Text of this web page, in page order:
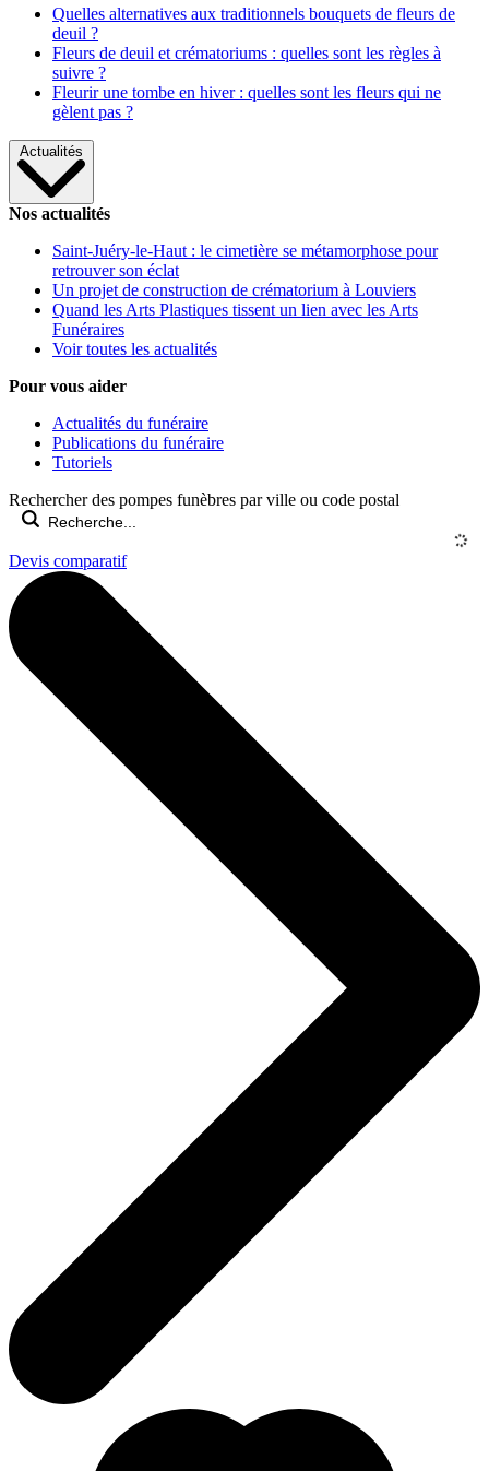
Quelles alternatives aux traditionnels bouquets de fleurs de
deuil ?
Fleurs de deuil et crématoriums : quelles sont les règles à
suivre ?
Fleurir une tombe en hiver : quelles sont les fleurs qui ne
gèlent pas ?
Actualités
Nos actualités
Saint-Juéry-le-Haut : le cimetière se métamorphose pour
retrouver son éclat
Un projet de construction de crématorium à Louviers
Quand les Arts Plastiques tissent un lien avec les Arts
Funéraires
Voir toutes les actualités
Pour vous aider
Actualités du funéraire
Publications du funéraire
Tutoriels
Rechercher des pompes funèbres par ville ou code postal
Devis comparatif